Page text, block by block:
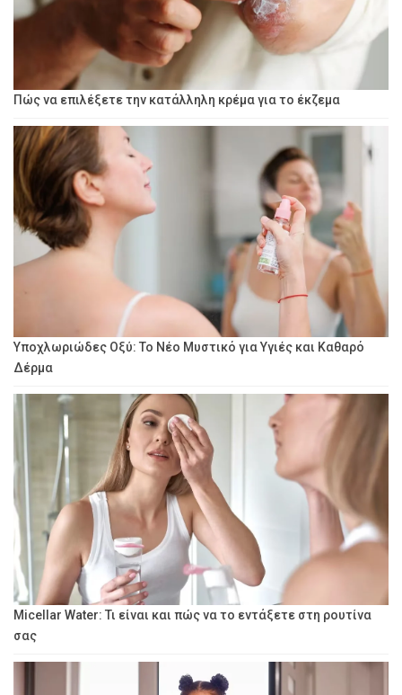
Πώς να επιλέξετε την κατάλληλη κρέμα για το έκζεμα
Υποχλωριώδες Οξύ: Το Νέο Μυστικό για Υγιές και Καθαρό
Δέρμα
Micellar Water: Τι είναι και πώς να το εντάξετε στη ρουτίνα
σας